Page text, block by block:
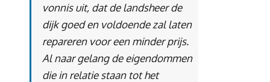
vonnis uit, dat de landsheer de
dijk goed en voldoende zal laten
repareren voor een minder prijs.
Al naar gelang de eigendommen
die in relatie staan tot het